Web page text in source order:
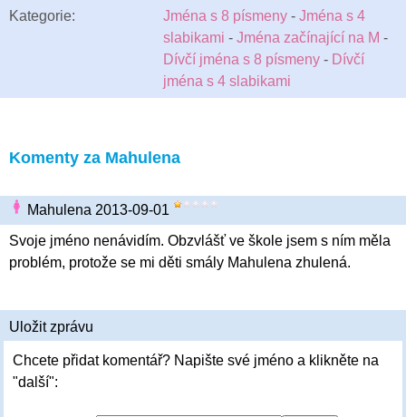
Kategorie: Jména s 8 písmeny - Jména s 4
slabikami - Jména začínající na M -
Dívčí jména s 8 písmeny - Dívčí
jména s 4 slabikami
Komenty za Mahulena
Mahulena 2013-09-01
Svoje jméno nenávidím. Obzvlášť ve škole jsem s ním měla
problém, protože se mi děti smály Mahulena zhulená.
Uložit zprávu
Chcete přidat komentář? Napište své jméno a klikněte na
"další":